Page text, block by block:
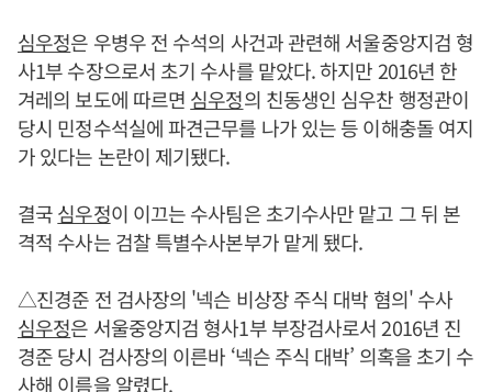
심우정은 우병우 전 수석의 사건과 관련해 서울중앙지검 형
사1부 수장으로서 초기 수사를 맡았다. 하지만 2016년 한
겨레의 보도에 따르면 심우정의 친동생인 심우찬 행정관이
당시 민정수석실에 파견근무를 나가 있는 등 이해충돌 여지
가 있다는 논란이 제기됐다.
결국심우정이 이끄는 수사팀은 초기수사만 맡고 그 뒤 본
격적 수사는 검찰 특별수사본부가 맡게 됐다.
△진경준 전 검사장의 '넥슨 비상장 주식 대박 혐의' 수사
심우정은 서울중앙지검 형사1부 부장검사로서 2016년 진
경준 당시 검사장의 이른바 ‘넥슨 주식 대박’ 의혹을 초기 수
사해 이름을 알렸다.